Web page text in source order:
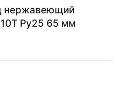
нержавеющий
Ру25 65 мм